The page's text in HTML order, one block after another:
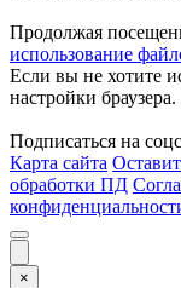
Продолжая
использование
Если вы не хотите
настройки браузера.
Подписаться на
Карта сайта
обработки ПД
×